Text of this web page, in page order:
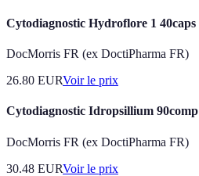
Cytodiagnostic Hydroflore 1 40caps
DocMorris FR (ex DoctiPharma FR)
26.80 EURVoir le prix
Cytodiagnostic Idropsillium 90comp
DocMorris FR (ex DoctiPharma FR)
30.48 EURVoir le prix